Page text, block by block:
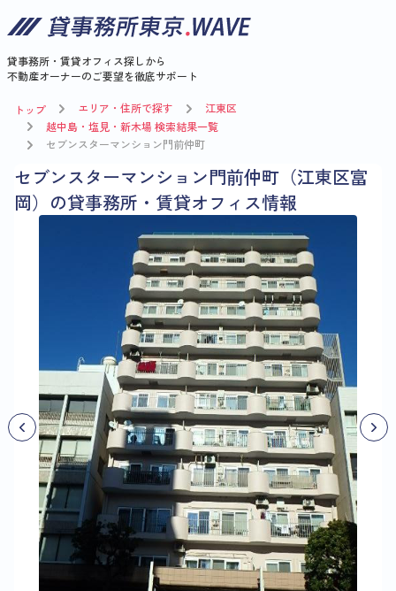
貸事務所・賃貸オフィス探しから
不動産オーナーのご要望を徹底サポート
トップ エリア・住所で探す
江東区
越中島・塩見・新木場 検索結果一覧
セブンスターマンション門前仲町
セブンスターマンション門前仲町（江東区富
岡）の貸事務所・賃貸オフィス情報